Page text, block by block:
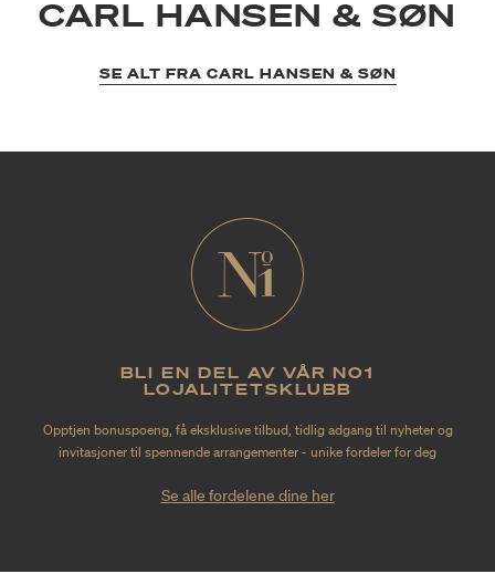
CARL HANSEN & SØN
SE ALT FRA CARL HANSEN & SØN
BLI EN DEL AV VÅR NO1
LOJALITETSKLUBB
Opptjen bonuspoeng, få eksklusive tilbud, tidlig adgang til nyheter og
invitasjoner til spennende arrangementer - unike fordeler for deg
Se alle fordelene dine her